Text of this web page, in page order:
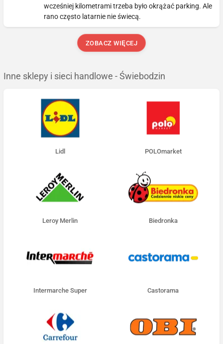
wcześniej kilometrami trzeba było okrążać parking. Ale
rano często latarnie nie świecą.
ZOBACZ WIĘCEJ
Inne sklepy i sieci handlowe - Świebodzin
Lidl POLOmarket
Leroy Merlin Biedronka
Intermarche Super Castorama